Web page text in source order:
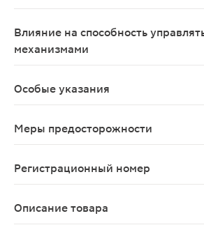
Влияние на способность
механизмами
Особые указания
Меры предосторожности
Регистрационный номер
Описание товара